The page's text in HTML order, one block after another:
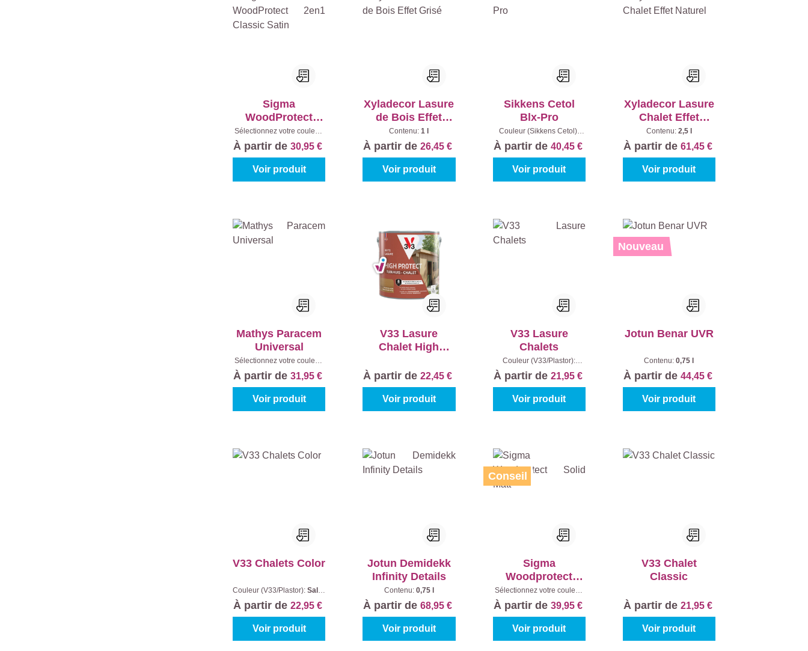
Sigma
WoodProtect
2en1 Classic
Satin
Sélectionnez votre couleur:
Contenu:1 l
À partir de30,95 €
Voir produit
Xyladecor Lasure
de Bois Effet
Grisé
Contenu:1 l
À partir de26,45 €
Voir produit
Sikkens Cetol
Blx-Pro
Couleur (Sikkens Cetol):
Contenu:1 l
À partir de 40,45 €
Voir produit
Xyladecor Lasure
Chalet Effet
Naturel
Contenu: 2,5 l
À partir de 61,45 €
Voir produit
Mathys Paracem
Universal
Sélectionnez votre couleur:
Blanc (100%)
À partir de31,95 €
Voir produit
V33 Lasure
Chalet High
À partir de22,45 €
Voir produit
V33 Lasure
Chalets
Couleur (V33/Plastor):
Incolore
À partir de 21,95 €
Voir produit
Nouveau
Jotun Benar UVR
Contenu:0,75 l
À partir de 44,45 €
Voir produit
V33 Chalets Color
Couleur (V33/Plastor):Salar
À partir de22,95 €
Voir produit
Jotun Demidekk
Infinity Details
Contenu: 0,75 l
À partir de68,95 €
Voir produit
Conseil
Sigma
Woodprotect
Solid Matt
Sélectionnez votre couleur:
Contenu:1 l
À partir de 39,95 €
Voir produit
V33 Chalet
Classic
À partir de 21,95 €
Voir produit